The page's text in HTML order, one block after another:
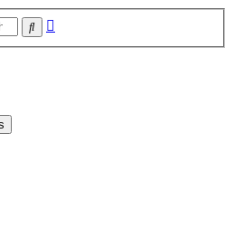
Suche